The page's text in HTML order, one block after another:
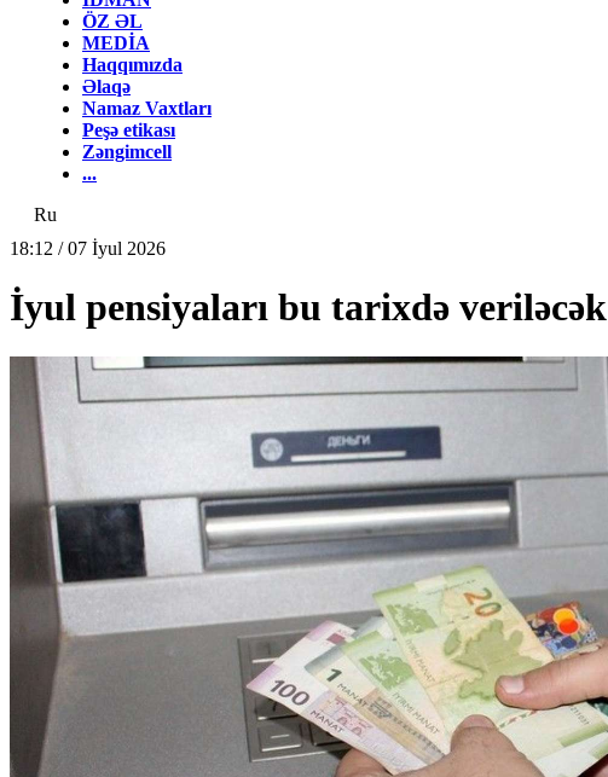
ÖZ ƏL
MEDİA
Haqqımızda
Əlaqə
Namaz Vaxtları
Peşə etikası
Zəngimcell
...
Ru
18:12 / 07 İyul 2026
İyul pensiyaları bu tarixdə veriləcək